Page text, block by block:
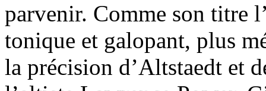
parvenir. Comme son titre
tonique et galopant, plus
la précision d’Altstaedt et